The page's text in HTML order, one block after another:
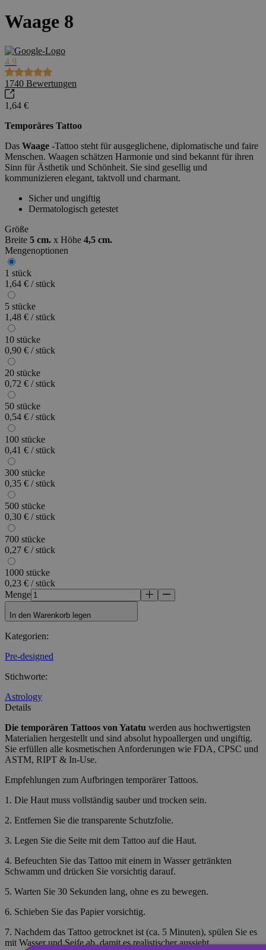
Waage 8
4.9
1740 Bewertungen
1,64 €
Temporäres Tattoo
Das Waage -Tattoo steht für ausgeglichene, diplomatische und faire
Menschen. Waagen schätzen Harmonie und sind bekannt für ihren
Sinn für Ästhetik und Schönheit. Sie sind gesellig und
kommunizieren elegant, taktvoll und charmant.
Sicher und ungiftig
Dermatologisch getestet
Größe
Breite 5 cm. x Höhe 4,5 cm.
Mengenoptionen
1 stück
1,64 € / stück
5 stücke
1,48 € / stück
10 stücke
0,90 € / stück
20 stücke
0,72 € / stück
50 stücke
0,54 € / stück
100 stücke
0,41 € / stück
300 stücke
0,35 € / stück
500 stücke
0,30 € / stück
700 stücke
0,27 € / stück
1000 stücke
0,23 € / stück
Menge
In den Warenkorb legen
Kategorien:
Pre-designed
Stichworte:
Astrology
Details
Die temporären Tattoos von Yatatu werden aus hochwertigsten
Materialien hergestellt und sind absolut hypoallergen und ungiftig.
Sie erfüllen alle kosmetischen Anforderungen wie FDA, CPSC und
ASTM, RIPT & In-Use.
Empfehlungen zum Aufbringen temporärer Tattoos.
1. Die Haut muss vollständig sauber und trocken sein.
2. Entfernen Sie die transparente Schutzfolie.
3. Legen Sie die Seite mit dem Tattoo auf die Haut.
4. Befeuchten Sie das Tattoo mit einem in Wasser getränkten
Schwamm und drücken Sie vorsichtig darauf.
5. Warten Sie 30 Sekunden lang, ohne es zu bewegen.
6. Schieben Sie das Papier vorsichtig.
7. Nachdem das Tattoo getrocknet ist (ca. 5 Minuten), spülen Sie es
mit Wasser und Seife ab, damit es realistischer aussieht.